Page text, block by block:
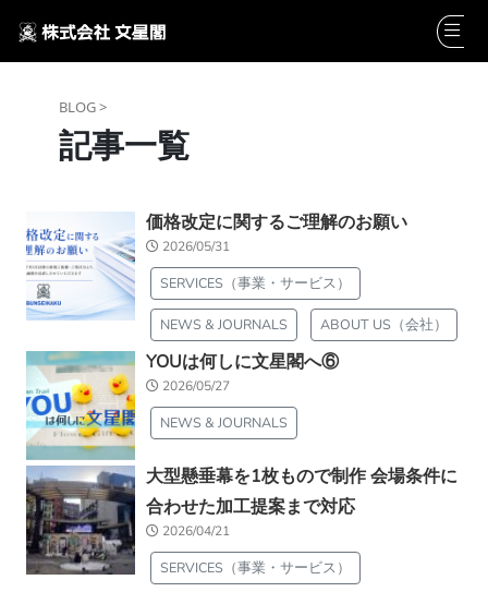
BLOG >
記事一覧
価格改定に関するご理解のお願い
2026/05/31
SERVICES（事業・サービス）
NEWS & JOURNALS ABOUT US（会社）
YOUは何しに文星閣へ⑥
2026/05/27
NEWS & JOURNALS
大型懸垂幕を1枚もので制作 会場条件に
合わせた加工提案まで対応
2026/04/21
SERVICES（事業・サービス）